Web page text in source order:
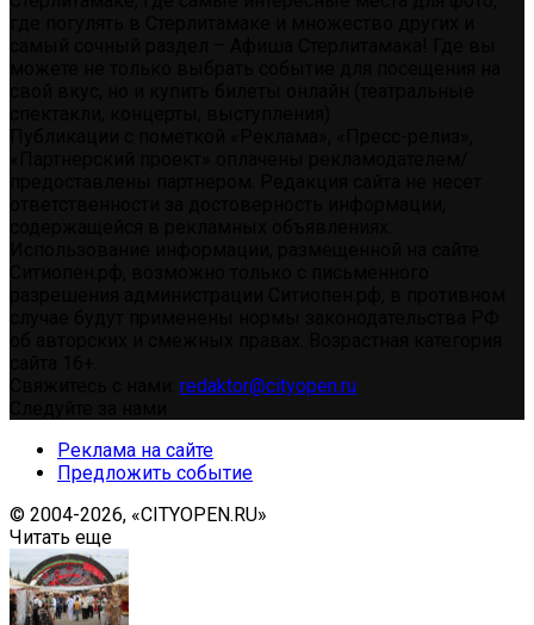
redaktor@cityopen.ru
Реклама на сайте
Предложить событие
© 2004-2026, «CITYOPEN.RU»
Читать еще